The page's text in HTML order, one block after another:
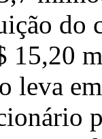
do
15,20
leva